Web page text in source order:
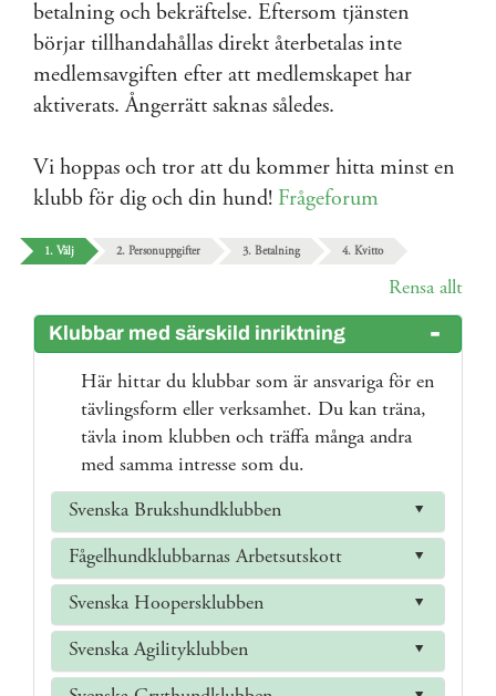
betalning och bekräftelse. Eftersom tjänsten
börjar tillhandahållas direkt återbetalas inte
medlemsavgiften efter att medlemskapet har
aktiverats. Ångerrätt saknas således.
Vi hoppas och tror att du kommer hitta minst en
klubb för dig och din hund! Frågeforum
1. Välj 2. Personuppgifter 3. Betalning 4. Kvitto
Rensa allt
Klubbar med särskild inriktning
Här hittar du klubbar som är ansvariga för en
tävlingsform eller verksamhet. Du kan träna,
tävla inom klubben och träffa många andra
med samma intresse som du.
Svenska Brukshundklubben
Fågelhundklubbarnas Arbetsutskott
Svenska Hoopersklubben
Svenska Agilityklubben